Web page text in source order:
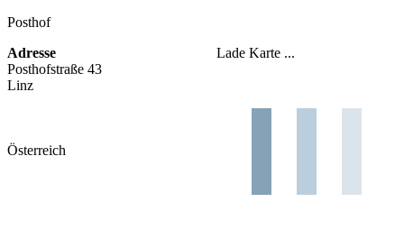
Posthof
Lade Karte ...
Adresse
Posthofstraße 43
Linz
Österreich